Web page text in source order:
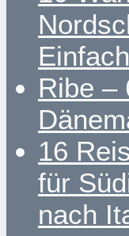
Ribe –
16
für
nach